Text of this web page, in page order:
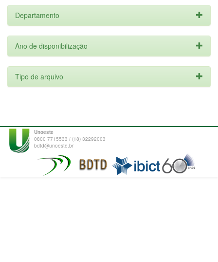
Departamento
Ano de disponibilização
Tipo de arquivo
Unoeste
0800 7715533 / (18) 32292003
bdtd@unoeste.br